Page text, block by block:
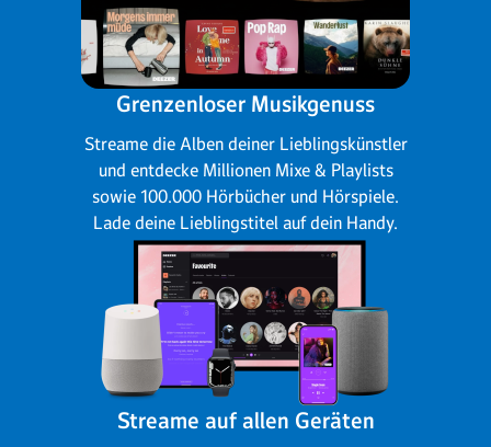
Grenzenloser Musikgenuss
Streame die Alben deiner Lieblingskünstler
und entdecke Millionen Mixe & Playlists
sowie 100.000 Hörbücher und Hörspiele.
Lade deine Lieblingstitel auf dein Handy.
Streame auf allen Geräten